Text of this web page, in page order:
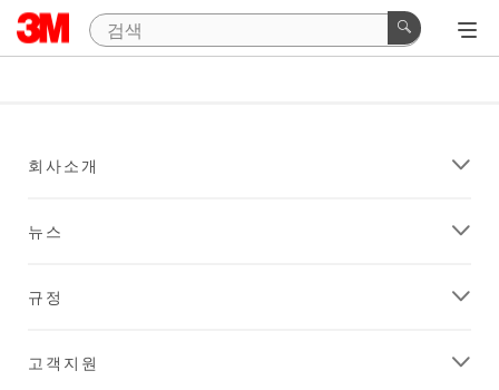
회사소개
뉴스
규정
고객지원